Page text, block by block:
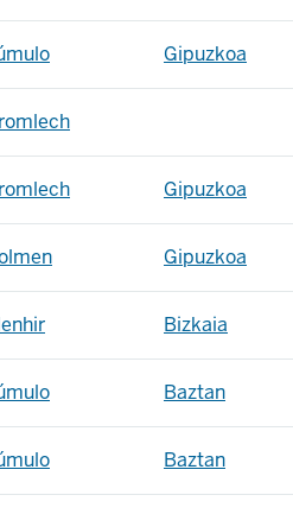
Gipuzkoa
Gipuzkoa
Gipuzkoa
Bizkaia
Baztan
Baztan